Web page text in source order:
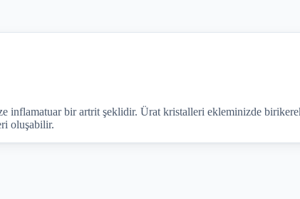
inflamatuar bir artrit şeklidir. Ürat kristalleri ekleminizde
oluşabilir.